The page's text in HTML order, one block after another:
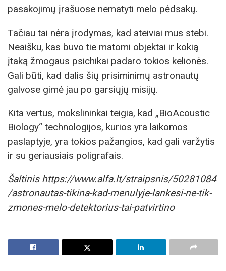
pasakojimų įrašuose nematyti melo pėdsakų.
Tačiau tai nėra įrodymas, kad ateiviai mus stebi.
Neaišku, kas buvo tie matomi objektai ir kokią
įtaką žmogaus psichikai padaro tokios kelionės.
Gali būti, kad dalis šių prisiminimų astronautų
galvose gimė jau po garsiųjų misijų.
Kita vertus, mokslininkai teigia, kad „BioAcoustic
Biology“ technologijos, kurios yra laikomos
paslaptyje, yra tokios pažangios, kad gali varžytis
ir su geriausiais poligrafais.
Šaltinis https://www.alfa.lt/straipsnis/50281084
/astronautas-tikina-kad-menulyje-lankesi-ne-tik-
zmones-melo-detektorius-tai-patvirtino